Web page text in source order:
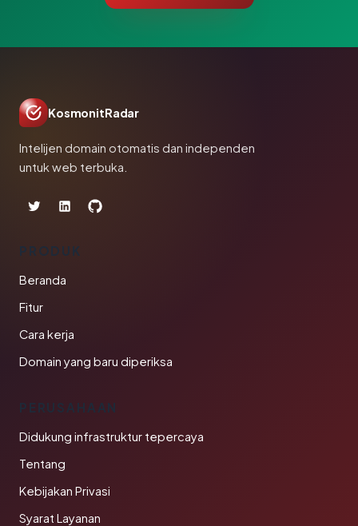
KosmonitRadar
Intelijen domain otomatis dan independen
untuk web terbuka.
PRODUK
Beranda
Fitur
Cara kerja
Domain yang baru diperiksa
PERUSAHAAN
Didukung infrastruktur tepercaya
Tentang
Kebijakan Privasi
Syarat Layanan